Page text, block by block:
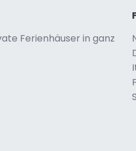
Ferienhäuser in ganz